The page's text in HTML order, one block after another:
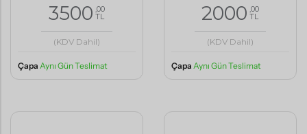
3500 ,00
TL
(KDV Dahil)
Çapa Aynı Gün Teslimat
2000 ,00
TL
(KDV Dahil)
Çapa Aynı Gün Teslimat